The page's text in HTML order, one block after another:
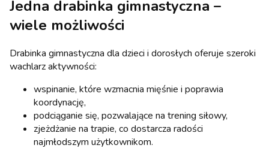
Jedna drabinka gimnastyczna –
wiele możliwości
Drabinka gimnastyczna dla dzieci i dorosłych oferuje szeroki
wachlarz aktywności:
wspinanie, które wzmacnia mięśnie i poprawia
koordynację,
podciąganie się, pozwalające na trening siłowy,
zjeżdżanie na trapie, co dostarcza radości
najmłodszym użytkownikom.